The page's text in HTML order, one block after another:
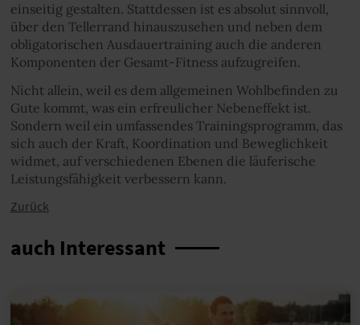
einseitig gestalten. Stattdessen ist es absolut sinnvoll,
über den Tellerrand hinauszusehen und neben dem
obligatorischen Ausdauertraining auch die anderen
Komponenten der Gesamt-Fitness aufzugreifen.
Nicht allein, weil es dem allgemeinen Wohlbefinden zu
Gute kommt, was ein erfreulicher Nebeneffekt ist.
Sondern weil ein umfassendes Trainingsprogramm, das
sich auch der Kraft, Koordination und Beweglichkeit
widmet, auf verschiedenen Ebenen die läuferische
Leistungsfähigkeit verbessern kann.
Zurück
auch Interessant